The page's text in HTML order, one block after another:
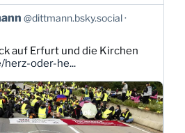
@dittmann.bsky.social
auf Erfurt und die Kirchen
herz-oder-he...